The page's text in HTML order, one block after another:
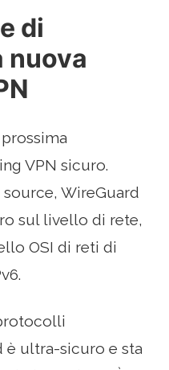
di
nuova
VPN sicuro.
WireGuard
sul livello di rete,
OSI di reti di
è ultra-sicuro e sta